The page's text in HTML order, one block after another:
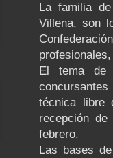
La familia
Villena, son
El tema de
técnica libre
recepción
febrero.
Las bases